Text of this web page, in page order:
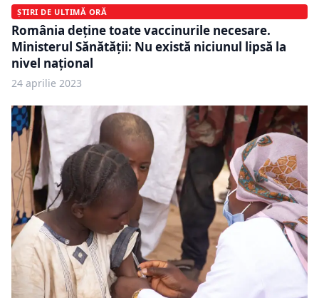
ȘTIRI DE ULTIMĂ ORĂ
România deține toate vaccinurile necesare.
Ministerul Sănătății: Nu există niciunul lipsă la
nivel național
24 aprilie 2023